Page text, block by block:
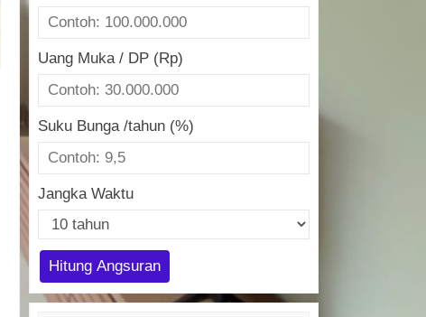
Uang Muka / DP (Rp)
Suku Bunga /tahun (%)
Jangka Waktu
Hitung Angsuran